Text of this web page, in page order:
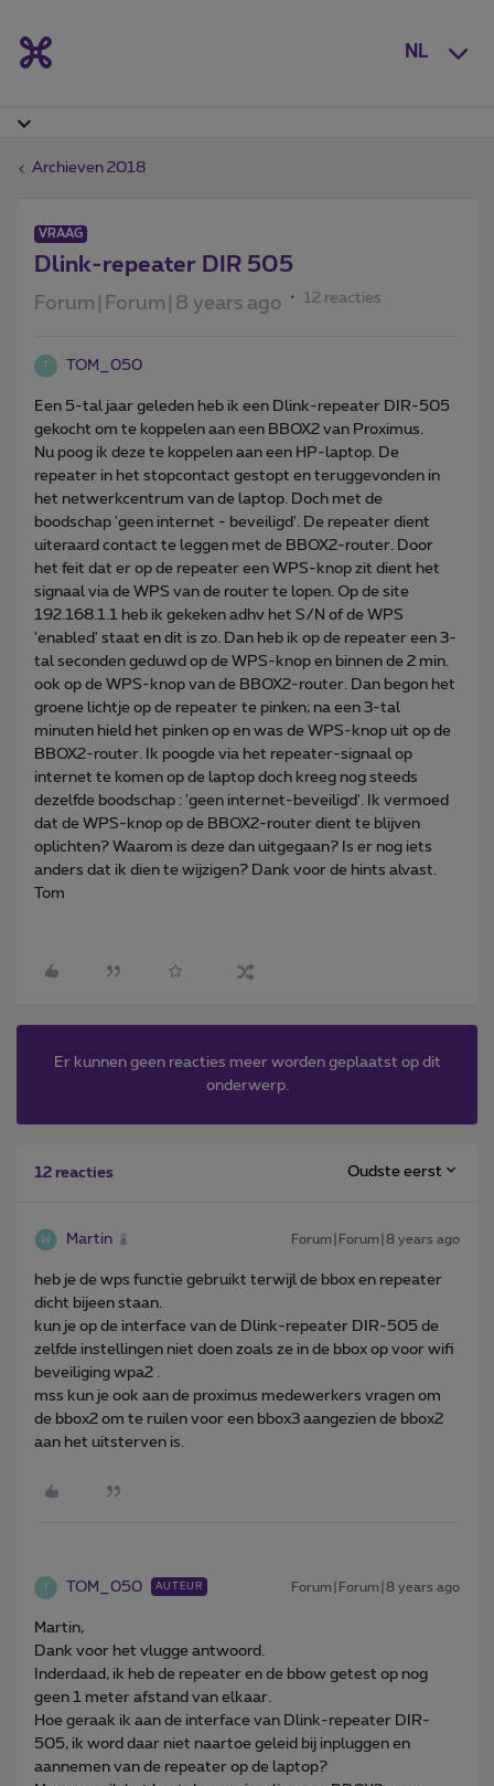
NL
Archieven 2018
VRAAG
Dlink-repeater DIR 505
Forum|Forum|8 years ago 12 reacties
TOM_050
Een 5-tal jaar geleden heb ik een Dlink-repeater DIR-505
gekocht om te koppelen aan een BBOX2 van Proximus.
Nu poog ik deze te koppelen aan een HP-laptop. De
repeater in het stopcontact gestopt en teruggevonden in
het netwerkcentrum van de laptop. Doch met de
boodschap 'geen internet - beveiligd'. De repeater dient
uiteraard contact te leggen met de BBOX2-router. Door
het feit dat er op de repeater een WPS-knop zit dient het
signaal via de WPS van de router te lopen. Op de site
192.168.1.1 heb ik gekeken adhv het S/N of de WPS
'enabled' staat en dit is zo. Dan heb ik op de repeater een 3-
tal seconden geduwd op de WPS-knop en binnen de 2 min.
ook op de WPS-knop van de BBOX2-router. Dan begon het
groene lichtje op de repeater te pinken; na een 3-tal
minuten hield het pinken op en was de WPS-knop uit op de
BBOX2-router. Ik poogde via het repeater-signaal op
internet te komen op de laptop doch kreeg nog steeds
dezelfde boodschap : 'geen internet-beveiligd'. Ik vermoed
dat de WPS-knop op de BBOX2-router dient te blijven
oplichten? Waarom is deze dan uitgegaan? Is er nog iets
anders dat ik dien te wijzigen? Dank voor de hints alvast.
Tom
Er kunnen geen reacties meer worden geplaatst op dit
onderwerp.
12 reacties Oudste eerst
Martin Forum|Forum|8 years ago
heb je de wps functie gebruikt terwijl de bbox en repeater
dicht bijeen staan.
kun je op de interface van de Dlink-repeater DIR-505 de
zelfde instellingen niet doen zoals ze in de bbox op voor wifi
beveiliging wpa2 .
mss kun je ook aan de proximus medewerkers vragen om
de bbox2 om te ruilen voor een bbox3 aangezien de bbox2
aan het uitsterven is.
TOM_050 AUTEUR Forum|Forum|8 years ago
Martin,
Dank voor het vlugge antwoord.
Inderdaad, ik heb de repeater en de bbow getest op nog
geen 1 meter afstand van elkaar.
Hoe geraak ik aan de interface van Dlink-repeater DIR-
505, ik word daar niet naartoe geleid bij inpluggen en
aannemen van de repeater op de laptop?